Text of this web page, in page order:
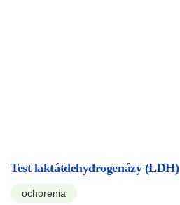
Test laktátdehydrogenázy (LDH)
ochorenia